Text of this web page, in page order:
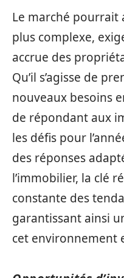
Le marché pourrait
plus complexe,
accrue des
Qu’il s’agisse de
nouveaux besoins
de répondant aux
les défis pour
des réponses
l’immobilier, la clé
constante des
garantissant ainsi
cet environnement